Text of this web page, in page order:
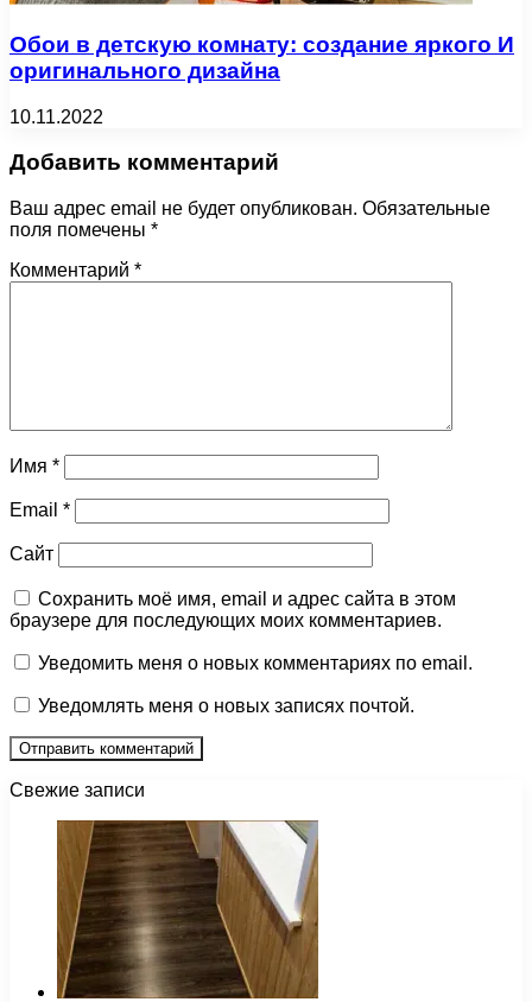
Обои в детскую комнату: создание яркого И
оригинального дизайна
10.11.2022
Добавить комментарий
Ваш адрес email не будет опубликован. Обязательные
поля помечены *
Комментарий *
Имя *
Email *
Сайт
Сохранить моё имя, email и адрес сайта в этом
браузере для последующих моих комментариев.
Уведомить меня о новых комментариях по email.
Уведомлять меня о новых записях почтой.
Свежие записи